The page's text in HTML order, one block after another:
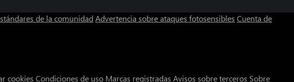
de la comunidad Advertencia sobre ataques fotosensibles Cuenta de
cookies Condiciones de uso Marcas registradas Avisos sobre terceros Sobre